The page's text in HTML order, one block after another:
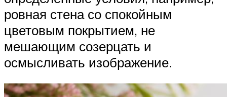
ровная стена со спокойным
цветовым покрытием, не
мешающим созерцать и
осмысливать изображение.